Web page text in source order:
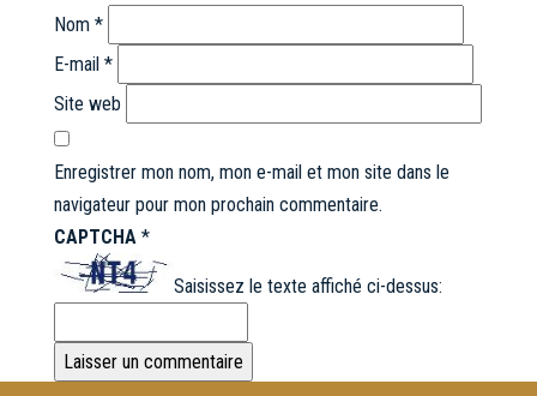
Nom *
E-mail *
Site web
Enregistrer mon nom, mon e-mail et mon site dans le
navigateur pour mon prochain commentaire.
CAPTCHA *
Saisissez le texte affiché ci-dessus: